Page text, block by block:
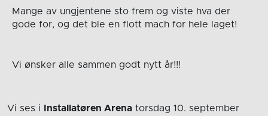
Mange av ungjentene sto frem og viste hva der
gode for, og det ble en flott mach for hele laget!
Vi ønsker alle sammen godt nytt år!!!
Vi ses i Installatøren Arena torsdag 10. september